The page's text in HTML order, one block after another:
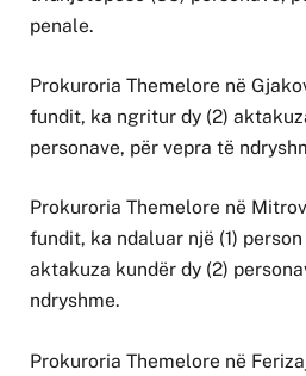
penale.
Prokuroria Themelore në
fundit, ka ngritur dy (2)
personave, për vepra të
Prokuroria Themelore në
fundit, ka ndaluar një (1)
aktakuza kundër dy (2)
ndryshme.
Prokuroria Themelore në